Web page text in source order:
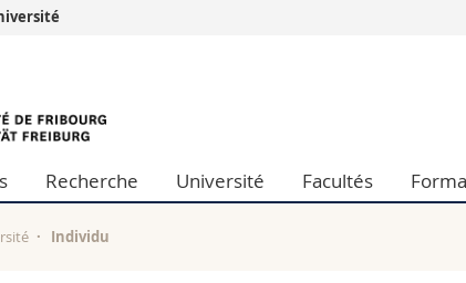
Lettres et sciences humaines
Sciences de l'éducation et de la formation
Recherche Université Facultés
Individu